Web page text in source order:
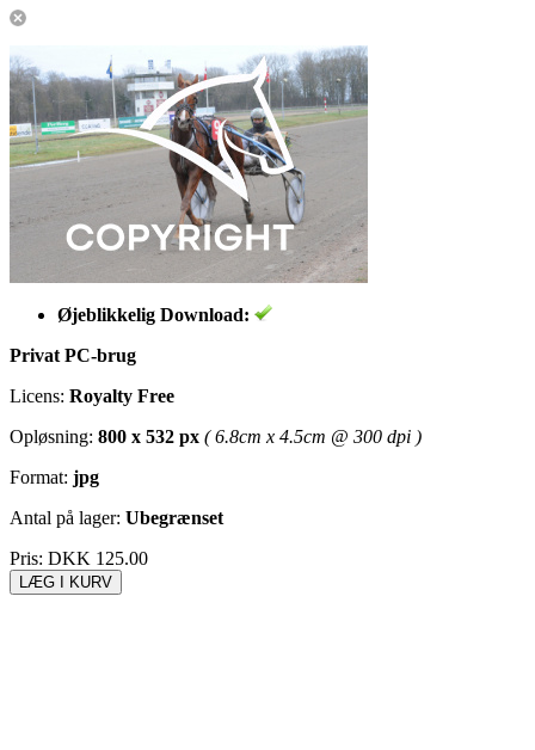
Øjeblikkelig Download:
Privat PC-brug
Licens: Royalty Free
Opløsning: 800 x 532 px ( 6.8cm x 4.5cm @ 300 dpi )
Format: jpg
Antal på lager: Ubegrænset
Pris: DKK 125.00